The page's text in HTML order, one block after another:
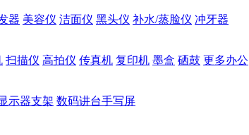
器 美容仪 洁面仪 黑头仪 补水/蒸脸仪 冲牙器
扫描仪 高拍仪 传真机 复印机 墨盒 硒鼓 更多办公
示器支架 数码讲台手写屏